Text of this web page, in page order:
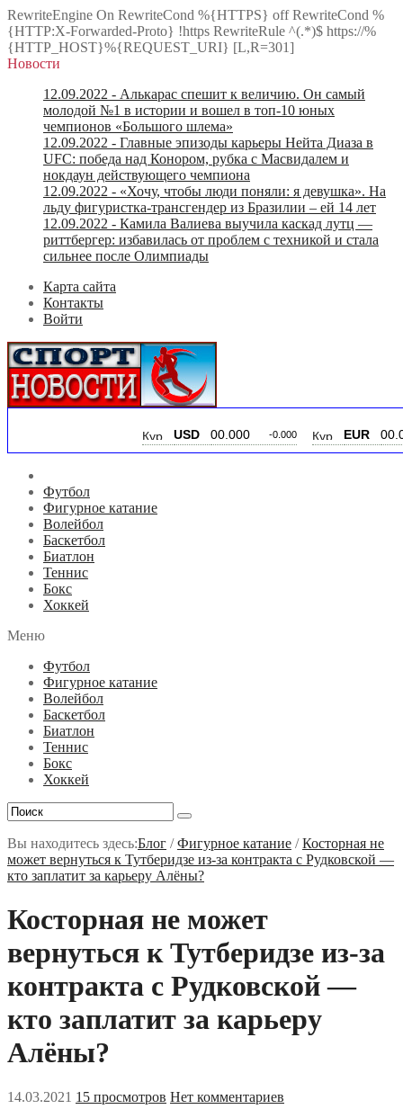
RewriteEngine On RewriteCond %{HTTPS} off RewriteCond %
{HTTP:X-Forwarded-Proto} !https RewriteRule ^(.*)$ https://%
{HTTP_HOST}%{REQUEST_URI} [L,R=301]
Новости
12.09.2022 - Алькарас спешит к величию. Он самый
молодой №1 в истории и вошел в топ-10 юных
чемпионов «Большого шлема»
12.09.2022 - Главные эпизоды карьеры Нейта Диаза в
UFC: победа над Конором, рубка с Масвидалем и
нокдаун действующего чемпиона
12.09.2022 - «Хочу, чтобы люди поняли: я девушка». На
льду фигуристка-трансгендер из Бразилии – ей 14 лет
12.09.2022 - Камила Валиева выучила каскад лутц —
риттбергер: избавилась от проблем с техникой и стала
сильнее после Олимпиады
Карта сайта
Контакты
Войти
00.000 -0.000 EUR 00.000 -0.000
Футбол
Фигурное катание
Волейбол
Баскетбол
Биатлон
Теннис
Бокс
Хоккей
Меню
Футбол
Фигурное катание
Волейбол
Баскетбол
Биатлон
Теннис
Бокс
Хоккей
Вы находитесь здесь:Блог /Фигурное катание /Косторная не
может вернуться к Тутберидзе из-за контракта с Рудковской —
кто заплатит за карьеру Алёны?
Косторная не может
вернуться к Тутберидзе из-за
контракта с Рудковской —
кто заплатит за карьеру
Алёны?
14.03.2021 15 просмотров Нет комментариев